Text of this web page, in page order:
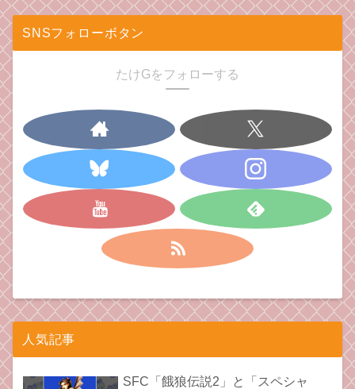
SNSフォローボタン
たけGをフォローする
人気記事
SFC「餓狼伝説2」と「スペシャ